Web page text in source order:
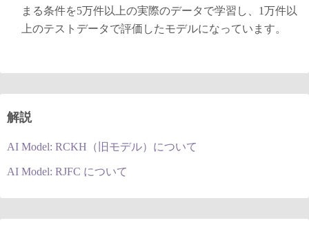
まる条件を5万件以上の実際のデータで学習し、1万件以
上のテストデータで評価したモデルになっています。
解説
AI Model: RCKH（旧モデル）について
AI Model: RJFC について